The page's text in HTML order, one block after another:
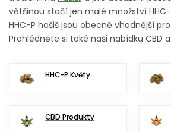
většinou stačí jen malé množství HHC-
HHC-P hašiš jsou obecně vhodnější
Prohlédněte si také naši nabídku CBD
HHC-P Květy
CBD Produkty